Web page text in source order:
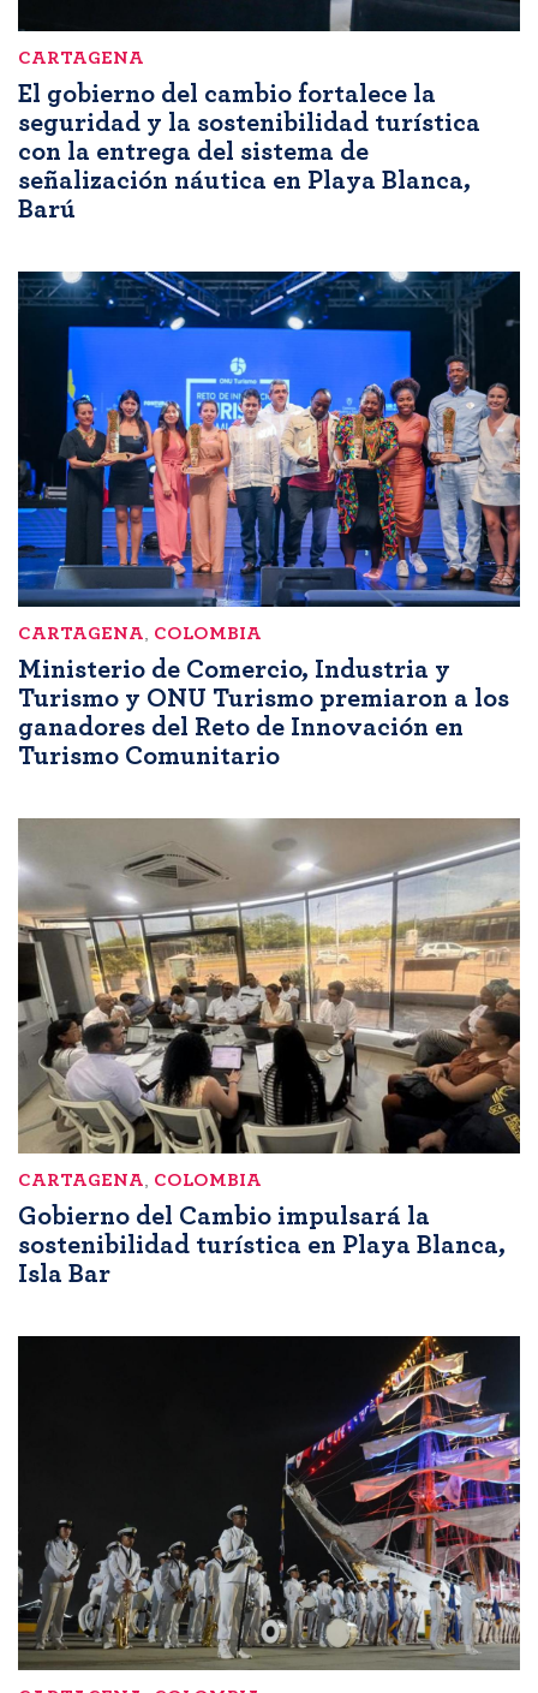
CARTAGENA
El gobierno del cambio fortalece la
seguridad y la sostenibilidad turística
con la entrega del sistema de
señalización náutica en Playa Blanca,
Barú
CARTAGENA COLOMBIA
Ministerio de Comercio, Industria y
Turismo y ONU Turismo premiaron a los
ganadores del Reto de Innovación en
Turismo Comunitario
CARTAGENA COLOMBIA
Gobierno del Cambio impulsará la
sostenibilidad turística en Playa Blanca,
Isla Bar